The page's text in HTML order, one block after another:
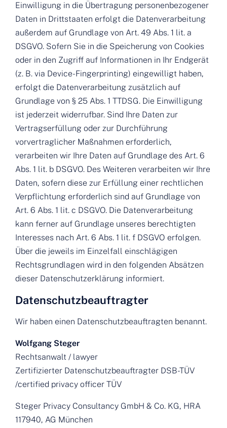
Einwilligung in die Übertragung personenbezogener
Daten in Drittstaaten erfolgt die Datenverarbeitung
außerdem auf Grundlage von Art. 49 Abs. 1 lit. a
DSGVO. Sofern Sie in die Speicherung von Cookies
oder in den Zugriff auf Informationen in Ihr Endgerät
(z. B. via Device-Fingerprinting) eingewilligt haben,
erfolgt die Datenverarbeitung zusätzlich auf
Grundlage von § 25 Abs. 1 TTDSG. Die Einwilligung
ist jederzeit widerrufbar. Sind Ihre Daten zur
Vertragserfüllung oder zur Durchführung
vorvertraglicher Maßnahmen erforderlich,
verarbeiten wir Ihre Daten auf Grundlage des Art. 6
Abs. 1 lit. b DSGVO. Des Weiteren verarbeiten wir Ihre
Daten, sofern diese zur Erfüllung einer rechtlichen
Verpflichtung erforderlich sind auf Grundlage von
Art. 6 Abs. 1 lit. c DSGVO. Die Datenverarbeitung
kann ferner auf Grundlage unseres berechtigten
Interesses nach Art. 6 Abs. 1 lit. f DSGVO erfolgen.
Über die jeweils im Einzelfall einschlägigen
Rechtsgrundlagen wird in den folgenden Absätzen
dieser Datenschutzerklärung informiert.
Datenschutz­beauftragter
Wir haben einen Datenschutzbeauftragten benannt.
Wolfgang Steger
Rechtsanwalt / lawyer
Zertifizierter Datenschutzbeauftragter DSB-TÜV
/certified privacy officer TÜV
Steger Privacy Consultancy GmbH & Co. KG, HRA
117940, AG München